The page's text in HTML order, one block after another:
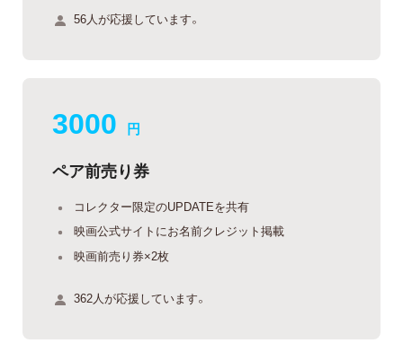
56人が応援しています。
3000 円
ペア前売り券
コレクター限定のUPDATEを共有
映画公式サイトにお名前クレジット掲載
映画前売り券×2枚
362人が応援しています。